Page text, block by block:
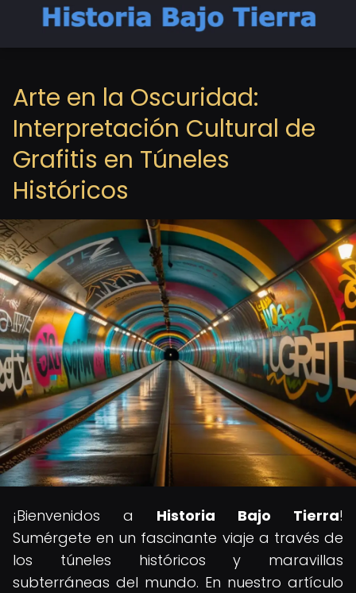
Arte en la Oscuridad:
Interpretación Cultural de
Grafitis en Túneles
Históricos
¡Bienvenidos a Historia Bajo Tierra!
Sumérgete en un fascinante viaje a través de
los túneles históricos y maravillas
subterráneas del mundo. En nuestro artículo